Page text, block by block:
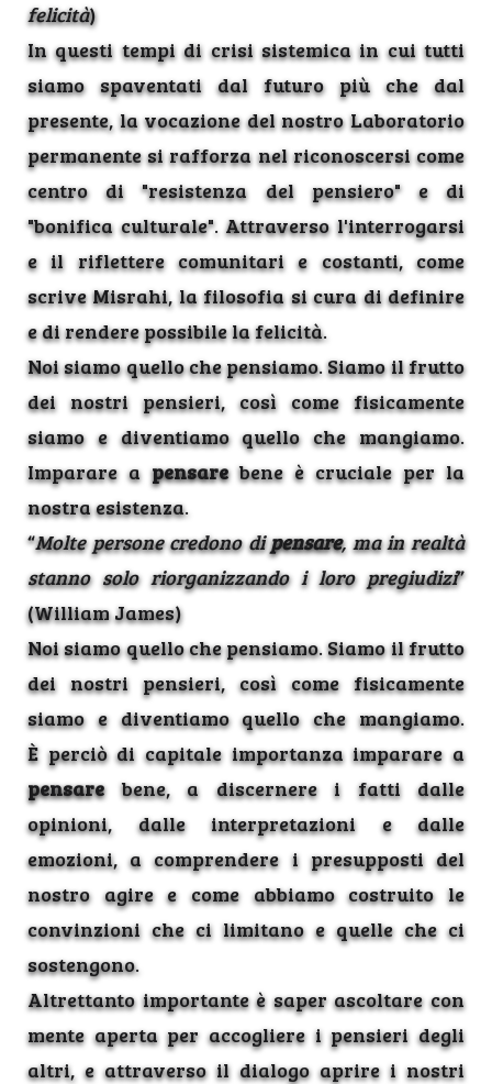
felicità)
In questi tempi di crisi sistemica in cui tutti
siamo spaventati dal futuro più che dal
presente, la vocazione del nostro Laboratorio
permanente si rafforza nel riconoscersi come
centro di "resistenza del pensiero" e di
"bonifica culturale". Attraverso l'interrogarsi
e il riflettere comunitari e costanti, come
scrive Misrahi, la filosofia si cura di definire
e di rendere possibile la felicità.
Noi siamo quello che pensiamo. Siamo il frutto
dei nostri pensieri, così come fisicamente
siamo e diventiamo quello che mangiamo.
Imparare apensarebene è cruciale per la
nostra esistenza.
“Molte persone credono dipensare, ma in realtà
stanno solo riorganizzando i loro pregiudizi”
(William James)
Noi siamo quello che pensiamo. Siamo il frutto
dei nostri pensieri, così come fisicamente
siamo e diventiamo quello che mangiamo.
È perciò di capitale importanza imparare a
pensarebene, a discernere i fatti dalle
opinioni, dalle interpretazioni e dalle
emozioni, a comprendere i presupposti del
nostro agire e come abbiamo costruito le
convinzioni che ci limitano e quelle che ci
sostengono.
Altrettanto importante è saper ascoltare con
mente aperta per accogliere i pensieri degli
altri, e attraverso il dialogo aprire i nostri